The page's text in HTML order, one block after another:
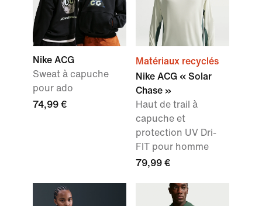
Nike ACG
Sweat à capuche
pour ado
74,99 €
Matériaux recyclés
Nike ACG « Solar
Chase »
Haut de trail à
capuche et
protection UV Dri-
FIT pour homme
79,99 €